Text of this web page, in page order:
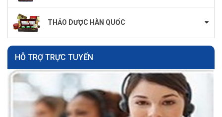
THẢO DƯỢC HÀN QUỐC
HỖ TRỢ TRỰC TUYẾN